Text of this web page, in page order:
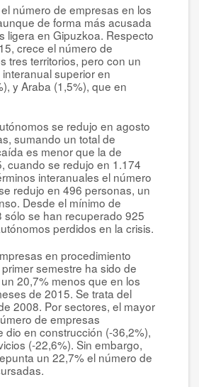
número de empresas en los
de forma más acusada
ligera en Gipuzkoa. Respecto
crece el número de
tres territorios, pero con un
superior en
y Araba (1,5%), que en
se redujo en agosto
sumando un total de
es menor que la de
cuando se redujo en 1.174
interanuales el número
redujo en 496 personas, un
Desde el mínimo de
sólo se han recuperado 925
perdidos en la crisis.
en procedimiento
semestre ha sido de
20,7% menos que en los
de 2015. Se trata del
2008. Por sectores, el mayor
de empresas
dio en construcción (-36,2%),
(-22,6%). Sin embargo,
un 22,7% el número de